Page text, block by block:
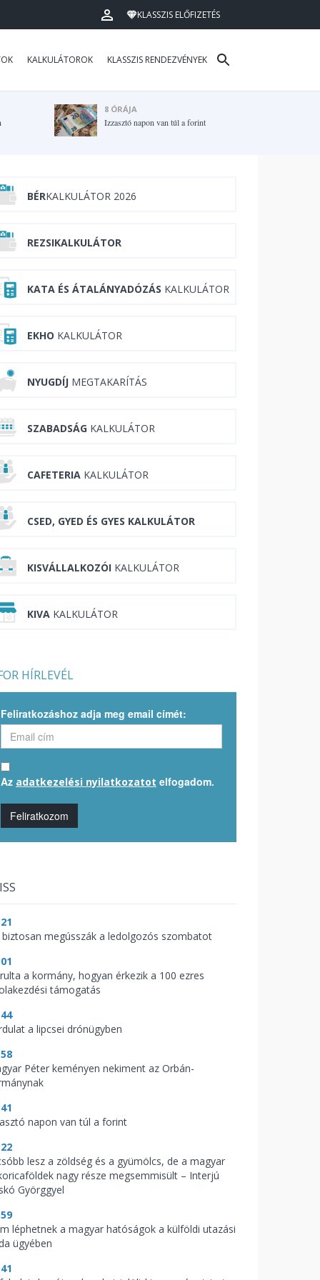
KLASSZIS ELŐFIZETÉS
KALKULÁTOROK KLASSZIS RENDEZVÉNYEK
8 ÓRÁJA
Izzasztó napon van túl a forint
BÉRKALKULÁTOR 2026
REZSIKALKULÁTOR
KATA ÉS ÁTALÁNYADÓZÁS KALKULÁTOR
EKHO KALKULÁTOR
NYUGDÍJ MEGTAKARÍTÁS
SZABADSÁG KALKULÁTOR
CAFETERIA KALKULÁTOR
CSED, GYED ÉS GYES KALKULÁTOR
KISVÁLLALKOZÓI KALKULÁTOR
KIVA KALKULÁTOR
HÍRLEVÉL
Feliratkozáshoz adja meg email címét:
Az adatkezelési nyilatkozatot elfogadom.
Feliratkozom
biztosan megússzák a ledolgozós szombatot
a kormány, hogyan érkezik a 100 ezres
támogatás
a lipcsei drónügyben
Péter keményen nekiment az Orbán-
napon van túl a forint
lesz a zöldség és a gyümölcs, de a magyar
nagy része megsemmisült – Interjú
Györggyel
léphetnek a magyar hatóságok a külföldi utazási
ügyében